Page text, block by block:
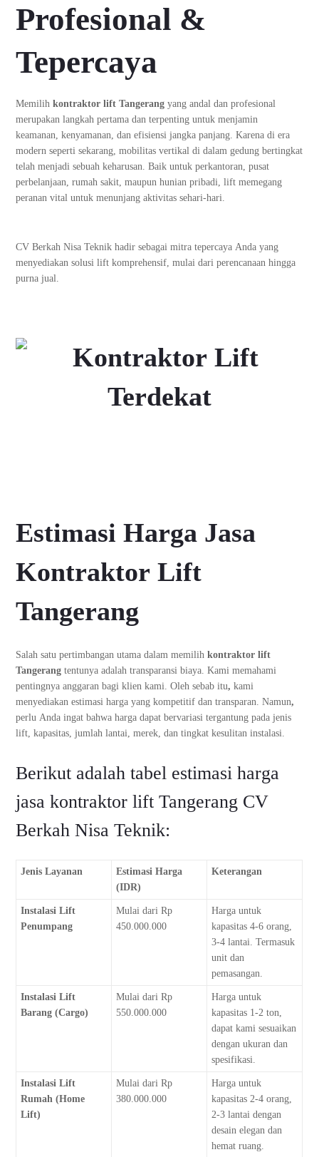
Profesional &
Tepercaya
Memilihkontraktor lift Tangerangyang andal dan profesional
merupakan langkah pertama dan terpenting untuk menjamin
keamanan, kenyamanan, dan efisiensi jangka panjang. Karena di era
modern seperti sekarang, mobilitas vertikal di dalam gedung bertingkat
telah menjadi sebuah keharusan. Baik untuk perkantoran, pusat
perbelanjaan, rumah sakit, maupun hunian pribadi, lift memegang
peranan vital untuk menunjang aktivitas sehari-hari.
CV Berkah Nisa Teknik hadir sebagai mitra tepercaya Anda yang
menyediakan solusi lift komprehensif, mulai dari perencanaan hingga
purna jual.
Estimasi Harga Jasa
Kontraktor Lift
Tangerang
Salah satu pertimbangan utama dalam memilihkontraktor lift
Tangerangtentunya adalah transparansi biaya. Kami memahami
pentingnya anggaran bagi klien kami. Oleh sebab itu, kami
menyediakan estimasi harga yang kompetitif dan transparan. Namun,
perlu Anda ingat bahwa harga dapat bervariasi tergantung pada jenis
lift, kapasitas, jumlah lantai, merek, dan tingkat kesulitan instalasi.
Berikut adalah tabel estimasi harga
jasa kontraktor lift Tangerang CV
Berkah Nisa Teknik:
Jenis Layanan
Estimasi Harga
(IDR)
Keterangan
Instalasi Lift
Penumpang
Mulai dari Rp
450.000.000
Harga untuk
kapasitas 4-6 orang,
3-4 lantai. Termasuk
unit dan
pemasangan.
Instalasi Lift
Barang (Cargo)
Mulai dari Rp
550.000.000
Harga untuk
kapasitas 1-2 ton,
dapat kami sesuaikan
dengan ukuran dan
spesifikasi.
Instalasi Lift
Rumah (Home
Lift)
Mulai dari Rp
380.000.000
Harga untuk
kapasitas 2-4 orang,
2-3 lantai dengan
desain elegan dan
hemat ruang.